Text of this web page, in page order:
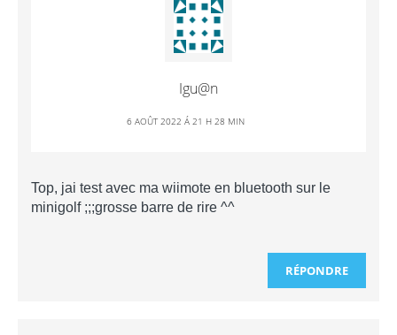
Igu@n
6 AOÛT 2022 Á 21 H 28 MIN
Top, jai test avec ma wiimote en bluetooth sur le
minigolf ;;;grosse barre de rire ^^
RÉPONDRE